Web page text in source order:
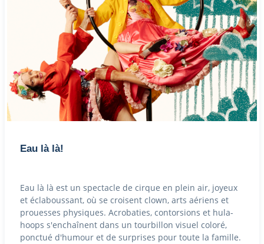
Eau là là!
Eau là là est un spectacle de cirque en plein air, joyeux
et éclaboussant, où se croisent clown, arts aériens et
prouesses physiques. Acrobaties, contorsions et hula-
hoops s'enchaînent dans un tourbillon visuel coloré,
ponctué d'humour et de surprises pour toute la famille.